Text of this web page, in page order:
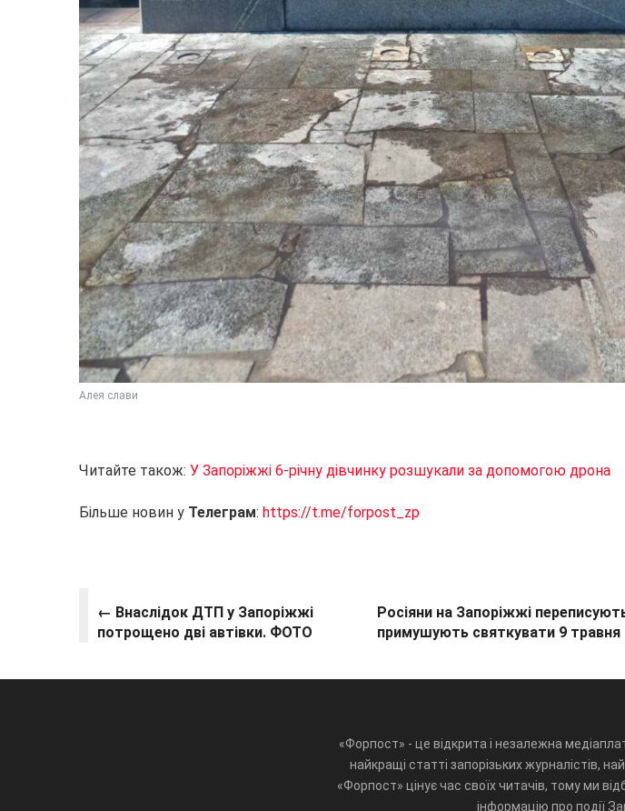
Алея слави
Читайте також: У Запоріжжі 6-річну дівчинку розшукали за допомогою дрона
Більше новин у Телеграм: https://t.me/forpost_zp
← Внаслідок ДТП у Запоріжжі
потрощено дві автівки. ФОТО
Росіяни на Запоріжжі
примушують святкувати 9
«Форпост» - це відкрита і незалежна
найкращі статті запорізьких журналістів,
«Форпост» цінує час своїх читачів, тому ми
інформацію про події